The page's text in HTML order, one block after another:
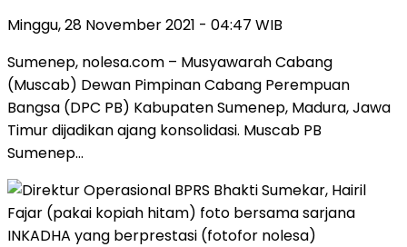
Minggu, 28 November 2021 - 04:47 WIB
Sumenep, nolesa.com – Musyawarah Cabang
(Muscab) Dewan Pimpinan Cabang Perempuan
Bangsa (DPC PB) Kabupaten Sumenep, Madura, Jawa
Timur dijadikan ajang konsolidasi. Muscab PB
Sumenep…